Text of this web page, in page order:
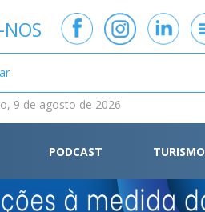
9 de agosto de 2026
PODCAST TURISMO